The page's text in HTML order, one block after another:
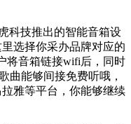
科技推出的智能音箱设
选择你采办品牌对应的
将音箱链接wifi后，同时
曲能够间接免费听哦，
雅等平台，你能够继续